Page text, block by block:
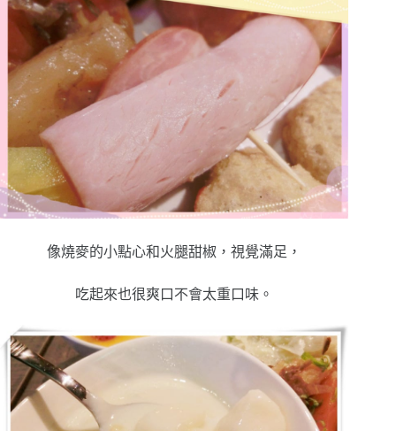
像燒麥的小點心和火腿甜椒，視覺滿足，
吃起來也很爽口不會太重口味。